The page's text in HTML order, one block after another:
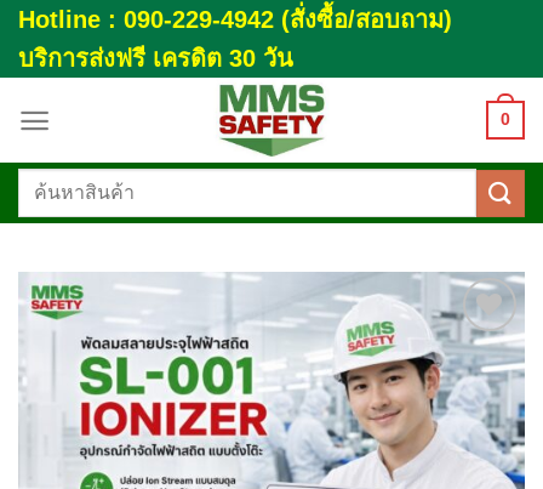
Skip
to
content
Hotline : 090-229-4942 (สั่งซื้อ/สอบถาม)
บริการส่งฟรี เครดิต 30 วัน
0
ค้นหา:
Add to
wishlist